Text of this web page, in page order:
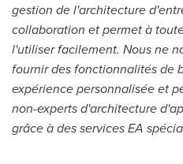
gestion de l'architecture
collaboration et permet à
l'utiliser facilement. Nous ne
fournir des fonctionnalités de
expérience personnalisée et
non-experts d'architecture
grâce à des services EA